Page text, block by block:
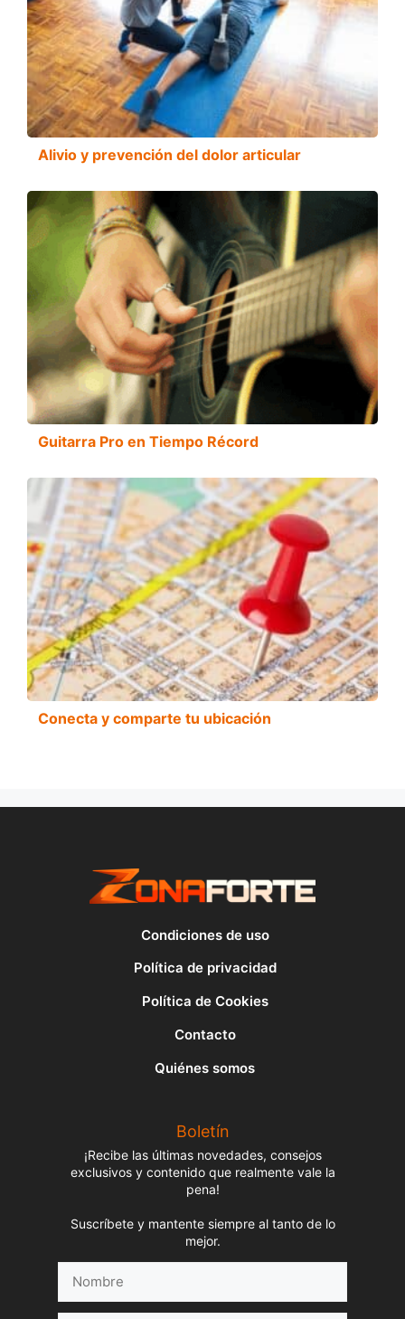
Alivio y prevención del dolor articular
Guitarra Pro en Tiempo Récord
Conecta y comparte tu ubicación
Condiciones de uso
Política de privacidad
Política de Cookies
Contacto
Quiénes somos
Boletín
¡Recibe las últimas novedades, consejos
exclusivos y contenido que realmente vale la
pena!
Suscríbete y mantente siempre al tanto de lo
mejor.